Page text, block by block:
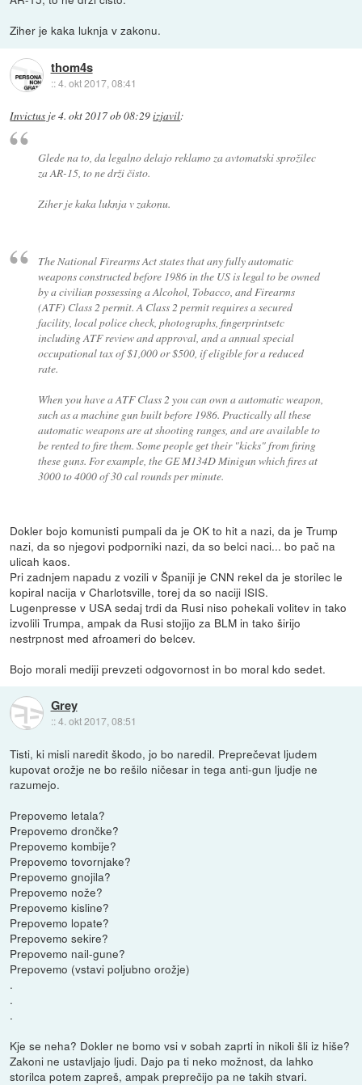
Ziher je kaka luknja v zakonu.
thom4s
::4. okt 2017, 08:41
Invictus je4. okt 2017 ob 08:29izjavil:
Glede na to, da legalno delajo reklamo za avtomatski sprožilec
za AR-15, to ne drži čisto.
Ziher je kaka luknja v zakonu.
The National Firearms Act states that any fully automatic
weapons constructed before 1986 in the US is legal to be owned
by a civilian possessing a Alcohol, Tobacco, and Firearms
(ATF) Class 2 permit. A Class 2 permit requires a secured
facility, local police check, photographs, fingerprintsetc
including ATF review and approval, and a annual special
occupational tax of $1,000 or $500, if eligible for a reduced
rate.
When you have a ATF Class 2 you can own a automatic weapon,
such as a machine gun built before 1986. Practically all these
automatic weapons are at shooting ranges, and are available to
be rented to fire them. Some people get their "kicks" from firing
these guns. For example, the GE M134D Minigun which fires at
3000 to 4000 of 30 cal rounds per minute.
Dokler bojo komunisti pumpali da je OK to hit a nazi, da je Trump
nazi, da so njegovi podporniki nazi, da so belci naci... bo pač na
ulicah kaos.
Pri zadnjem napadu z vozili v Španiji je CNN rekel da je storilec le
kopiral nacija v Charlotsville, torej da so naciji ISIS.
Lugenpresse v USA sedaj trdi da Rusi niso pohekali volitev in tako
izvolili Trumpa, ampak da Rusi stojijo za BLM in tako širijo
nestrpnost med afroameri do belcev.
Bojo morali mediji prevzeti odgovornost in bo moral kdo sedet.
Grey
::4. okt 2017, 08:51
Tisti, ki misli naredit škodo, jo bo naredil. Preprečevat ljudem
kupovat orožje ne bo rešilo ničesar in tega anti-gun ljudje ne
razumejo.
Prepovemo letala?
Prepovemo drončke?
Prepovemo kombije?
Prepovemo tovornjake?
Prepovemo gnojila?
Prepovemo nože?
Prepovemo kisline?
Prepovemo lopate?
Prepovemo sekire?
Prepovemo nail-gune?
Prepovemo (vstavi poljubno orožje)
.
.
.
Kje se neha? Dokler ne bomo vsi v sobah zaprti in nikoli šli iz hiše?
Zakoni ne ustavljajo ljudi. Dajo pa ti neko možnost, da lahko
storilca potem zapreš, ampak preprečijo pa ne takih stvari.